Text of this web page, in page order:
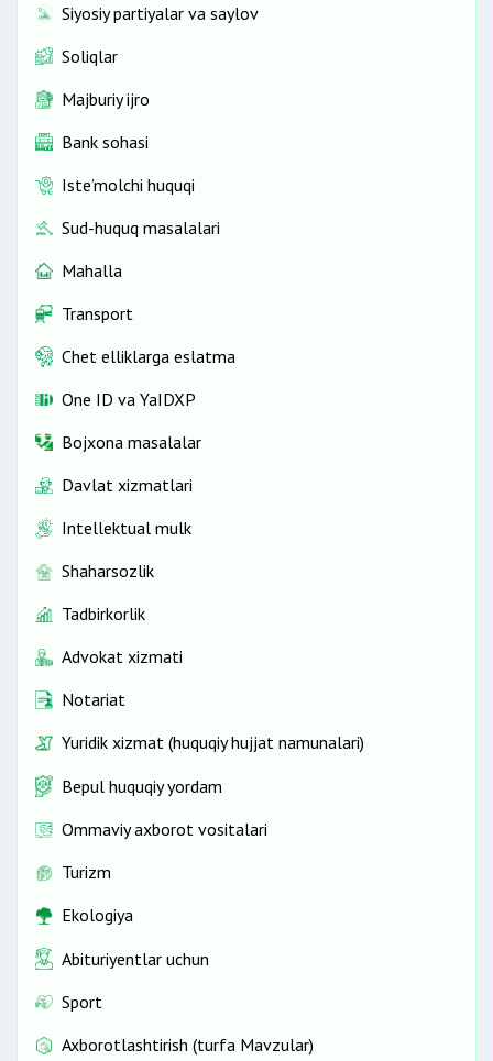
Siyosiy partiyalar va saylov
Soliqlar
Majburiy ijro
Bank sohasi
Iste’molchi huquqi
Sud-huquq masalalari
Mahalla
Transport
Chet elliklarga eslatma
One ID vа YaIDXP
Bojxona masalalar
Davlat xizmatlari
Intellektual mulk
Shaharsozlik
Tadbirkorlik
Advokat xizmati
Notariat
Yuridik xizmat (huquqiy hujjat namunalari)
Bepul huquqiy yordam
Ommaviy axborot vositalari
Turizm
Ekologiya
Abituriyentlar uchun
Sport
Axborotlashtirish (turfa Mavzular)